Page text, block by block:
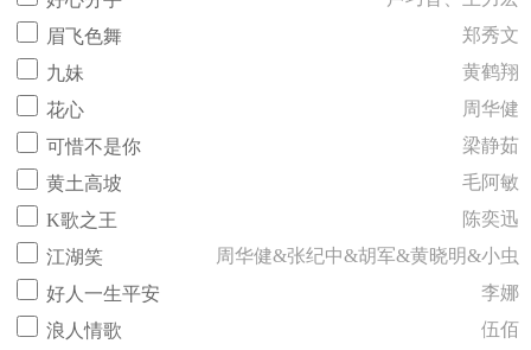
眉飞色舞
郑秀文
九妹
黄鹤翔
花心
周华健
可惜不是你
梁静茹
黄土高坡
毛阿敏
K歌之王
陈奕迅
江湖笑
周华健&张纪中&胡军&黄晓明&小虫
好人一生平安
李娜
浪人情歌
伍佰